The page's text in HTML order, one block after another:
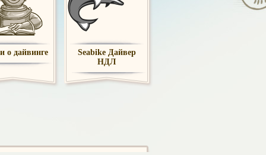
о дайвинге
Seabike Дайвер
НДЛ